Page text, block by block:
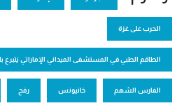
الحرب على غزة
الطاقم الطبي في المستشفى الميداني الإماراتي يَتبرع
الفارس الشهم خانيونس رفح